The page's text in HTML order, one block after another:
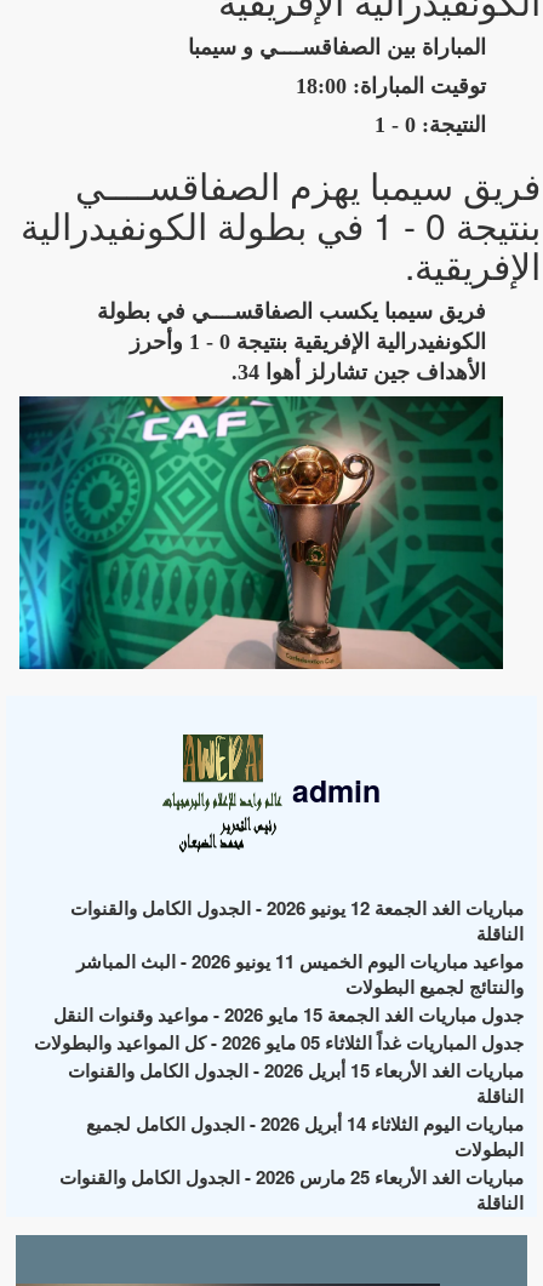
المباراة بين الصفاقســــي و سيمبا
توقيت المباراة: 18:00
النتيجة: 0 - 1
فريق سيمبا يهزم الصفاقســــي
بنتيجة 0 - 1 في بطولة الكونفيدرالية
الإفريقية.
فريق سيمبا يكسب الصفاقســــي في بطولة
الكونفيدرالية الإفريقية بنتيجة 0 - 1 وأحرز
الأهداف جين تشارلز أهوا 34.
admin
مباريات الغد الجمعة 12 يونيو 2026 - الجدول الكامل والقنوات
الناقلة
مواعيد مباريات اليوم الخميس 11 يونيو 2026 - البث المباشر
والنتائج لجميع البطولات
جدول مباريات الغد الجمعة 15 مايو 2026 - مواعيد وقنوات النقل
جدول المباريات غداً الثلاثاء 05 مايو 2026 - كل المواعيد والبطولات
مباريات الغد الأربعاء 15 أبريل 2026 - الجدول الكامل والقنوات
الناقلة
مباريات اليوم الثلاثاء 14 أبريل 2026 - الجدول الكامل لجميع
البطولات
مباريات الغد الأربعاء 25 مارس 2026 - الجدول الكامل والقنوات
الناقلة